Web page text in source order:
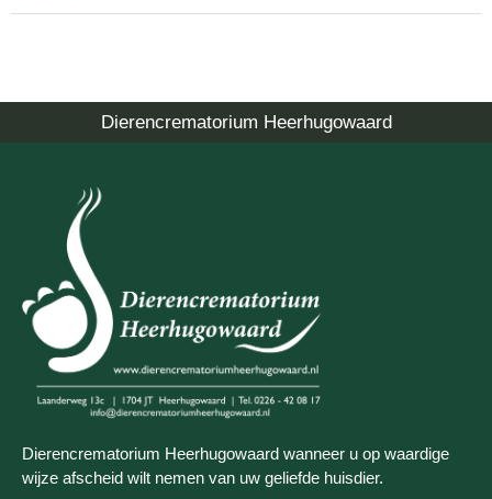
Dierencrematorium Heerhugowaard
Dierencrematorium Heerhugowaard wanneer u op waardige
wijze afscheid wilt nemen van uw geliefde huisdier.